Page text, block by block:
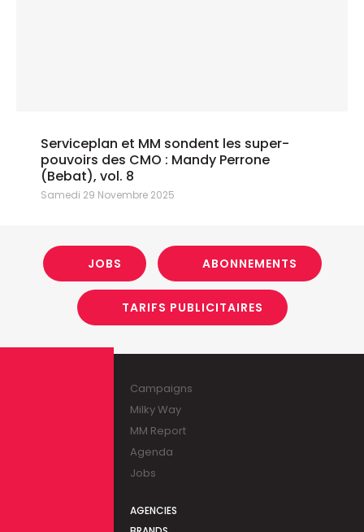
Serviceplan et MM sondent les super-
pouvoirs des CMO : Mandy Perrone
(Bebat), vol. 8
Samedi 29 Novembre 2025
JOBS ABONNEMENTS
TARIFS PUBLICITAIRES
Campaigns
Milky Way
MM Report
Agenda
Jobs
AGENCIES